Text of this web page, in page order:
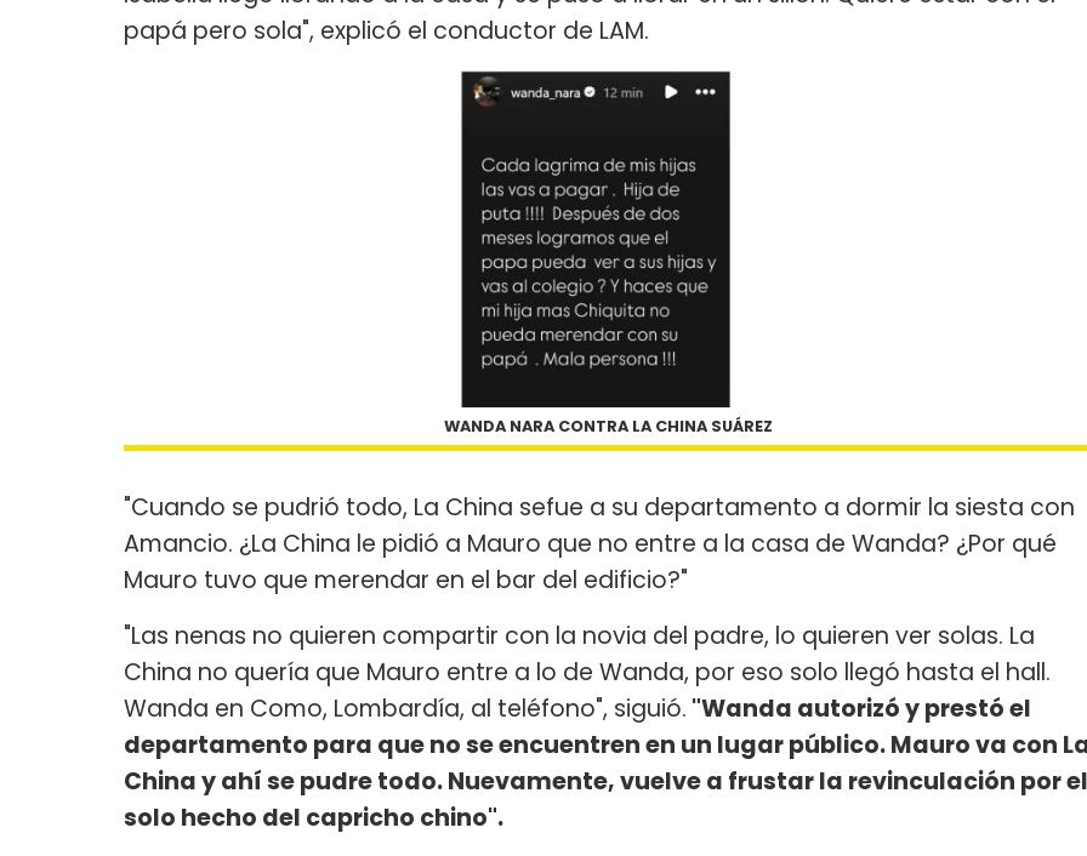
papá pero sola", explicó el conductor de LAM.
WANDA NARA CONTRA LA CHINA SUÁREZ
"Cuando se pudrió todo, La China sefue a su departamento a dormir la siesta con
Amancio. ¿La China le pidió a Mauro que no entre a la casa de Wanda? ¿Por qué
Mauro tuvo que merendar en el bar del edificio?"
"Las nenas no quieren compartir con la novia del padre, lo quieren ver solas. La
China no quería que Mauro entre a lo de Wanda, por eso solo llegó hasta el hall.
Wanda en Como, Lombardía, al teléfono", siguió. "Wanda autorizó y prestó el
departamento para que no se encuentren en un lugar público. Mauro va con
China y ahí se pudre todo. Nuevamente, vuelve a frustar la revinculación por el
solo hecho del capricho chino".